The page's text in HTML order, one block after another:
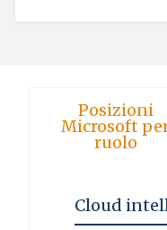
Posizioni
Microsoft
ruolo
Cloud